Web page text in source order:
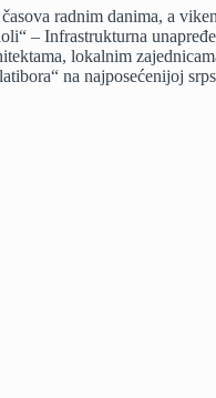
radnim danima, a
– Infrastrukturna
lokalnim
na najposećenijoj